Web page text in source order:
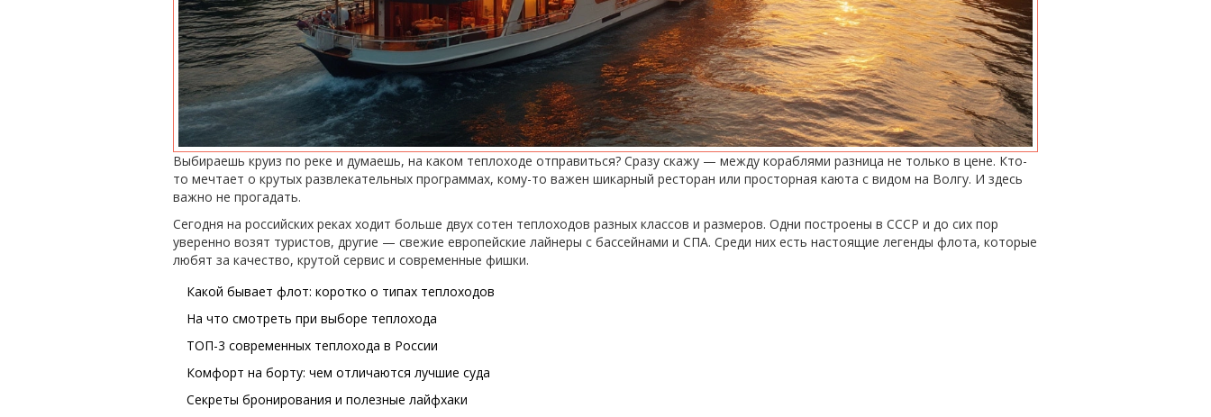
Выбираешь круиз по реке и думаешь, на каком теплоходе отправиться? Сразу скажу — между кораблями разница не только в цене. Кто-
то мечтает о крутых развлекательных программах, кому-то важен шикарный ресторан или просторная каюта с видом на Волгу. И здесь
важно не прогадать.
Сегодня на российских реках ходит больше двух сотен теплоходов разных классов и размеров. Одни построены в СССР и до сих пор
уверенно возят туристов, другие — свежие европейские лайнеры с бассейнами и СПА. Среди них есть настоящие легенды флота, которые
любят за качество, крутой сервис и современные фишки.
Какой бывает флот: коротко о типах теплоходов
На что смотреть при выборе теплохода
ТОП-3 современных теплохода в России
Комфорт на борту: чем отличаются лучшие суда
Секреты бронирования и полезные лайфхаки